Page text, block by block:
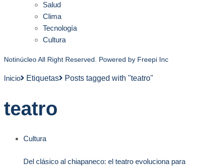
Salud
Clima
Tecnología
Cultura
Notinúcleo All Right Reserved. Powered by Freepi Inc
Inicio Etiquetas Posts tagged with "teatro"
teatro
Cultura
Del clásico al chiapaneco: el teatro evoluciona para